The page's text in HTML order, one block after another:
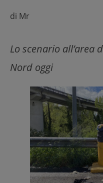
di Mr
Lo scenario all’area
Nord oggi